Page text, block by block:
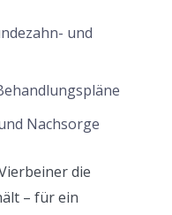
und
Nachsorge
die
– für ein